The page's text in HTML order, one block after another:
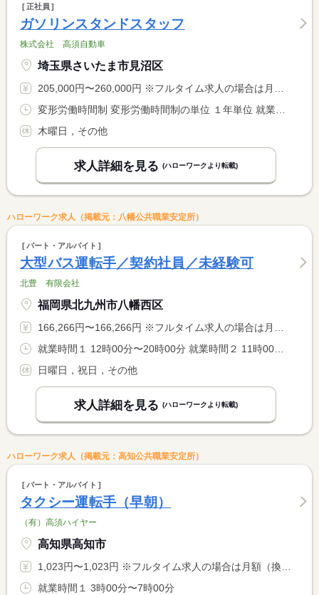
正社員
ガソリンスタンドスタッフ
株式会社 高須自動車
埼玉県さいたま市見沼区
205,000円〜260,000円 ※フルタイム求人の場合は月額（換算額）、パート求人の場合は時間額を表示しています。
変形労働時間制 変形労働時間制の単位 １年単位 就業時間１ 7時30分〜16時30分 就業時間２ 11時30分〜20時30分 又は 7時30分〜20時30分の時間の間の8時間程度 就業時間に関する特記事項 シフト制による
木曜日，その他
求人詳細を見る (ハローワークより転載)
ハローワーク求人（掲載元：八幡公共職業安定所）
パート・アルバイト
大型バス運転手／契約社員／未経験可
北豊 有限会社
福岡県北九州市八幡西区
166,266円〜166,266円 ※フルタイム求人の場合は月額（換算額）、パート求人の場合は時間額を表示しています。
就業時間１ 12時00分〜20時00分 就業時間２ 11時00分〜19時00分 就業時間に関する特記事項 （１）月〜金曜日 <BR> （２）土曜日
日曜日，祝日，その他
求人詳細を見る (ハローワークより転載)
ハローワーク求人（掲載元：高知公共職業安定所）
パート・アルバイト
タクシー運転手（早朝）
（有）高須ハイヤー
高知県高知市
1,023円〜1,023円 ※フルタイム求人の場合は月額（換算額）、パート求人の場合は時間額を表示しています。
就業時間１ 3時00分〜7時00分